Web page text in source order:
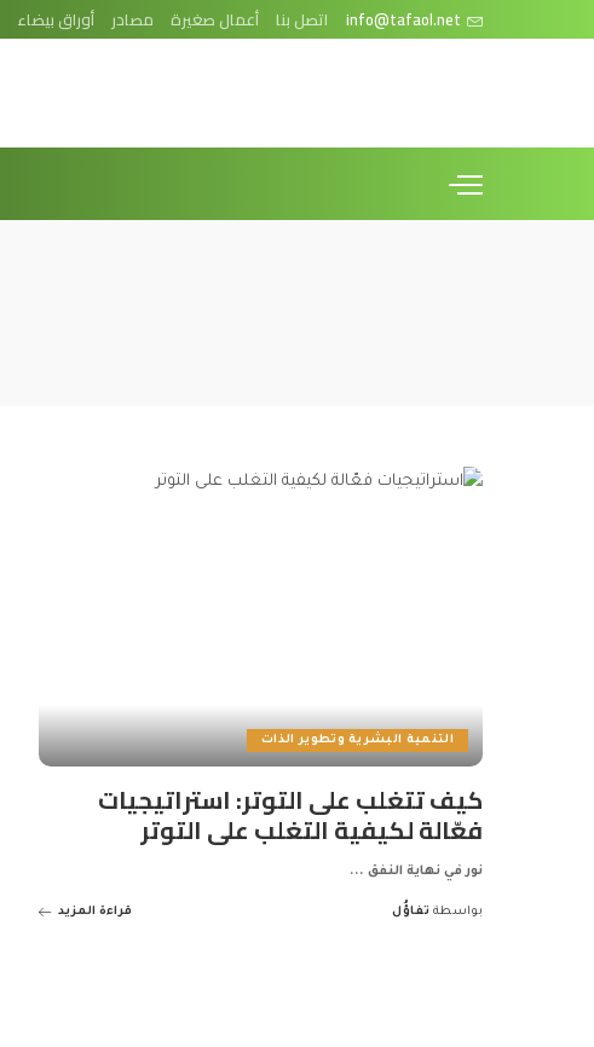
info@tafaol.net اتصل بنا أعمال صغيرة مصادر أوراق بيضاء
التنمية البشرية وتطوير الذات
كيف تتغلب على التوتر: استراتيجيات
فعّالة لكيفية التغلب على التوتر
نور في نهاية النفق ...
Posted
بواسطة تفاؤُل قراءة المزيد